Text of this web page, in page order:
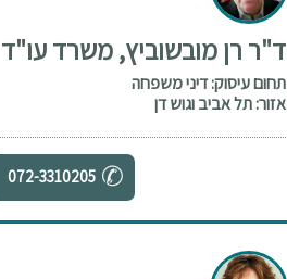
ד"ר רן מובשוביץ, משרד עו"ד
תחום עיסוק: דיני משפחה
אזור: תל אביב וגוש דן
072-3310205